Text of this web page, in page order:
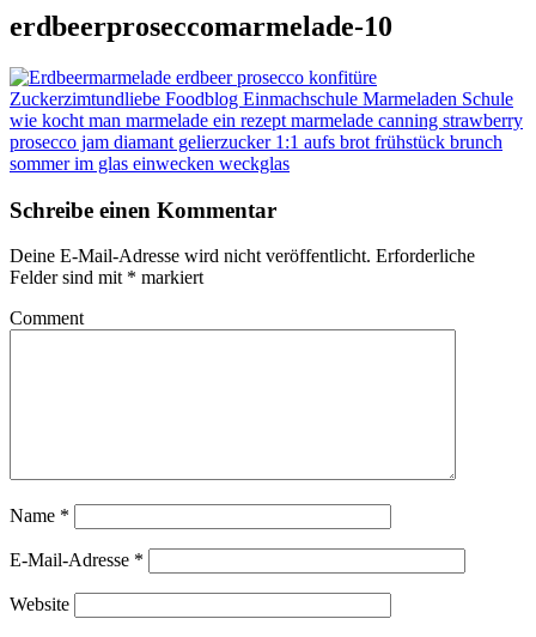
erdbeerproseccomarmelade-10
Schreibe einen Kommentar
Deine E-Mail-Adresse wird nicht veröffentlicht. Erforderliche
Felder sind mit * markiert
Comment
Name *
E-Mail-Adresse *
Website